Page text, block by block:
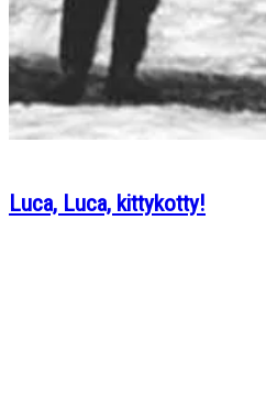
Luca, Luca, kittykotty!